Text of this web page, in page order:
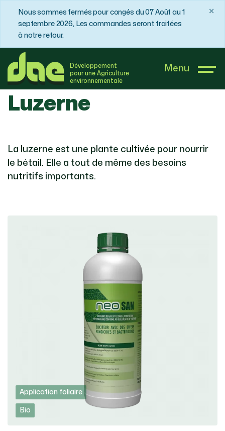
Nous sommes fermés pour congés du 07 Août au 1
septembre 2026, Les commandes seront traitées
à notre retour.
×
Développement
pour une Agriculture
environnementale
Menu
DAE France Boutique Luzerne
Luzerne
La luzerne est une plante cultivée pour nourrir
le bétail. Elle a tout de même des besoins
nutritifs importants.
Application foliaire
Bio